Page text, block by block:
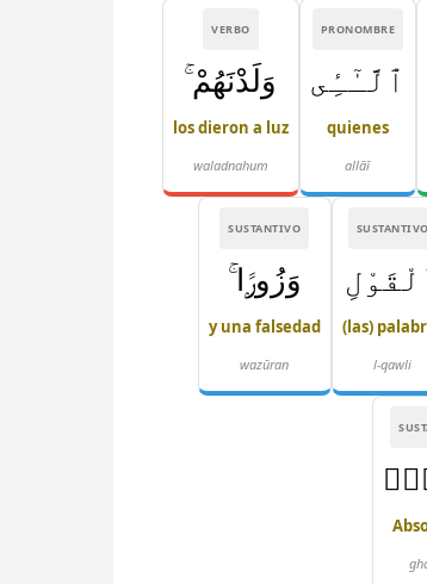
PRONOMBRE
ٱلَّـٰٓـِٔى
quienes
allāī
VERBO
وَلَدْنَهُمْ ۚ
los dieron a luz
waladnahum
SUSTANTIVO
(las)
l-qawli
SUSTANTIVO
وَزُورًۭا ۚ
y una falsedad
wazūran